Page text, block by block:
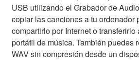
USB utilizando el Grabador de
copiar las canciones a tu ordenador
compartirlo por Internet o transferirlo
portátil de música. También puedes
WAV sin compresión desde un